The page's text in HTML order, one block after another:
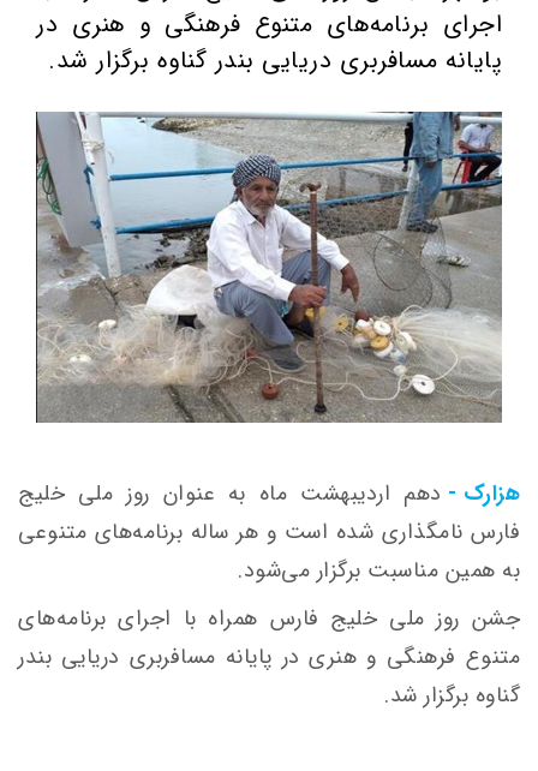
اجرای برنامه‌های متنوع فرهنگی و هنری در
پایانه مسافربری دریایی بندر گناوه برگزار شد.
هزارک - دهم اردیبهشت ماه به عنوان روز ملی خلیج
فارس نامگذاری شده است و هر ساله برنامه‌های متنوعی
به همین مناسبت برگزار می‌شود.
جشن روز ملی خلیج فارس همراه با اجرای برنامه‌های
متنوع فرهنگی و هنری در پایانه مسافربری دریایی بندر
گناوه برگزار شد.